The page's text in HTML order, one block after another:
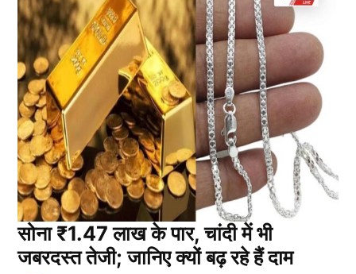
सोना ₹1.47 लाख के पार, चांदी में भी
जबरदस्त तेजी; जानिए क्यों बढ़ रहे हैं दाम